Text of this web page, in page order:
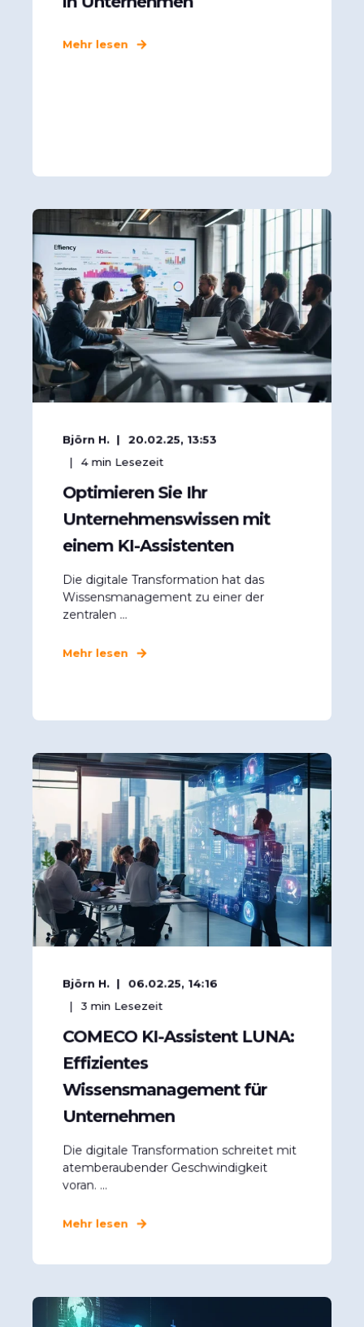
Mehr lesen
Björn H.
20.02.25, 13:53
4 min Lesezeit
Optimieren Sie Ihr
Unternehmenswissen mit
einem KI-Assistenten
Die digitale Transformation hat das
Wissensmanagement zu einer der
zentralen ...
Mehr lesen
Björn H.
06.02.25, 14:16
3 min Lesezeit
COMECO KI-Assistent LUNA:
Effizientes
Wissensmanagement für
Unternehmen
Die digitale Transformation schreitet mit
atemberaubender Geschwindigkeit
voran. ...
Mehr lesen